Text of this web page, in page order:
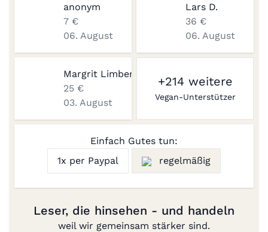
anonym
7 €
06. August
Lars D.
36 €
06. August
Margrit Limberger
25 €
03. August
+214 weitere
Vegan-Unterstützer
Einfach Gutes tun:
1x per Paypal
regelmäßig
Leser, die hinsehen - und handeln
weil wir gemeinsam stärker sind.